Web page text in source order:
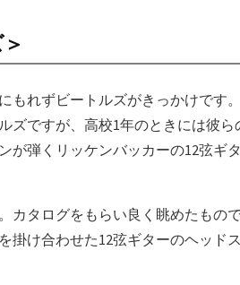
もれずビートルズがきっかけです
ズですが、高校1年のときには彼ら
が弾くリッケンバッカーの12弦ギ
タログをもらい良く眺めたもので
掛け合わせた12弦ギターのヘッド